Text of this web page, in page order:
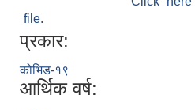
file.
प्रकार:
कोभिड-१९
आर्थिक वर्ष: